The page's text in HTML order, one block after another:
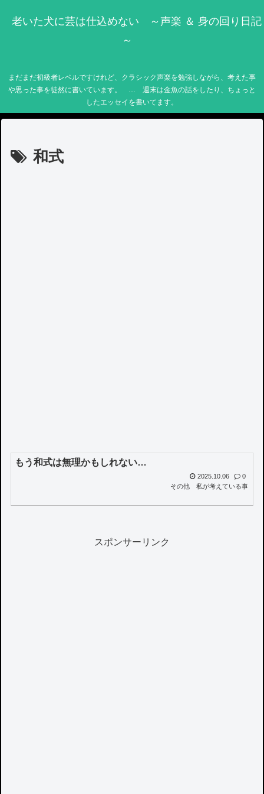
老いた犬に芸は仕込めない ～声楽 ＆ 身の回り日記
～
まだまだ初級者レベルですけれど、クラシック声楽を勉強しながら、考えた事
や思った事を徒然に書いています。 … 週末は金魚の話をしたり、ちょっと
したエッセイを書いてます。
和式
もう和式は無理かもしれない…
2025.10.06
0
その他
私が考えている事
スポンサーリンク